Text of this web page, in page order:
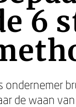
6
ondernemer
de waan